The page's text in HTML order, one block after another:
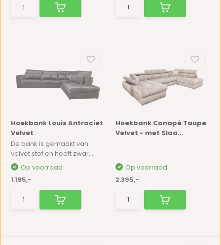
Hoekbank Louis Antraciet
Velvet
De bank is gemaakt van
velvet stof en heeft zwar...
Op voorraad
1.195,-
Hoekbank Canapé Taupe
Velvet - met Slaa...
Op voorraad
2.395,-